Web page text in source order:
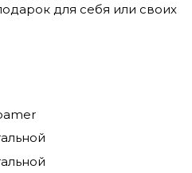
для себя или своих